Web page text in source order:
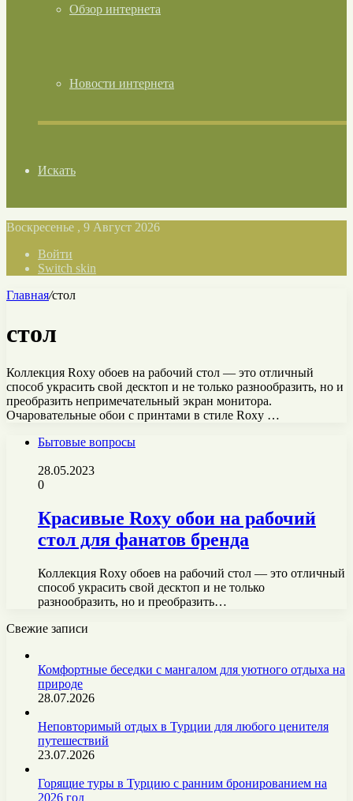
Обзор интернета
Новости интернета
Искать
Воскресенье , 9 Август 2026
Войти
Switch skin
Главная/стол
стол
Коллекция Roxy обоев на рабочий стол — это отличный
способ украсить свой десктоп и не только разнообразить, но и
преобразить непримечательный экран монитора.
Очаровательные обои с принтами в стиле Roxy …
Бытовые вопросы
28.05.2023
0
Красивые Roxy обои на рабочий
стол для фанатов бренда
Коллекция Roxy обоев на рабочий стол — это отличный
способ украсить свой десктоп и не только
разнообразить, но и преобразить…
Свежие записи
Комфортные беседки с мангалом для уютного отдыха на
природе
28.07.2026
Неповторимый отдых в Турции для любого ценителя
путешествий
23.07.2026
Горящие туры в Турцию с ранним бронированием на
2026 год